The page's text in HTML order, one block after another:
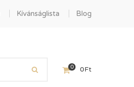
Kívánságlista Blog
0 0Ft